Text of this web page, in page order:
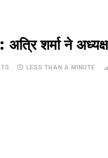
शर्मा ने
LESS THAN A MINUTE